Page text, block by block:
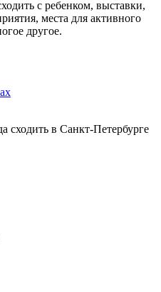
с ребенком, выставки,
места для активного
другое.
в Санкт-Петербурге